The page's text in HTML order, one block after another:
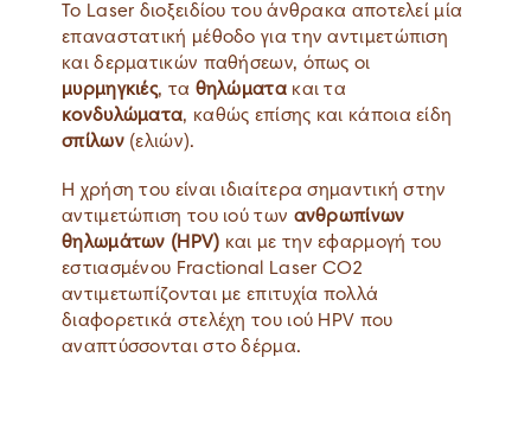
Το Laser διοξειδίου του άνθρακα αποτελεί μία
επαναστατική μέθοδο για την αντιμετώπιση
και δερματικών παθήσεων, όπως οι
μυρμηγκιές, τα θηλώματα και τα
κονδυλώματα, καθώς επίσης και κάποια είδη
σπίλων (ελιών).
Η χρήση του είναι ιδιαίτερα σημαντική στην
αντιμετώπιση του ιού των ανθρωπίνων
θηλωμάτων (HPV) και με την εφαρμογή του
εστιασμένου Fractional Laser CO2
αντιμετωπίζονται με επιτυχία πολλά
διαφορετικά στελέχη του ιού HPV που
αναπτύσσονται στο δέρμα.